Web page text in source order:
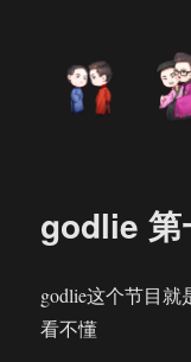
godlie 第
godlie这个节目
看不懂